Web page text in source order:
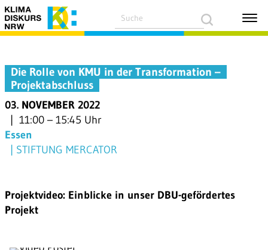
Die Rolle von KMU in der Transformation –
Projektabschluss
03. NOVEMBER 2022
11:00 – 15:45 Uhr
Essen
STIFTUNG MERCATOR
Projektvideo: Einblicke in unser DBU-gefördertes
Projekt